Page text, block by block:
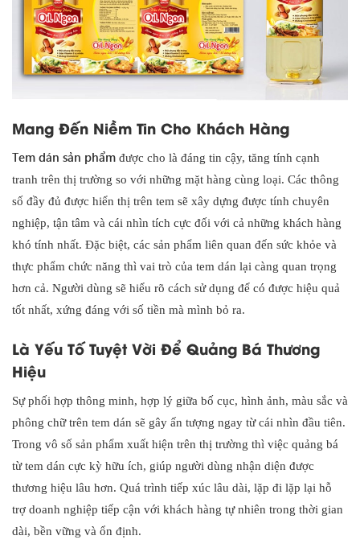
Mang Đến Niềm Tin Cho Khách Hàng
Tem dán sản phẩm được cho là đáng tin cậy, tăng tính cạnh
tranh trên thị trường so với những mặt hàng cùng loại. Các thông
số đầy đủ được hiển thị trên tem sẽ xây dựng được tính chuyên
nghiệp, tận tâm và cái nhìn tích cực đối với cả những khách hàng
khó tính nhất. Đặc biệt, các sản phẩm liên quan đến sức khỏe và
thực phẩm chức năng thì vai trò của tem dán lại càng quan trọng
hơn cả. Người dùng sẽ hiểu rõ cách sử dụng để có được hiệu quả
tốt nhất, xứng đáng với số tiền mà mình bỏ ra.
Là Yếu Tố Tuyệt Vời Để Quảng Bá Thương
Hiệu
Sự phối hợp thông minh, hợp lý giữa bố cục, hình ảnh, màu sắc và
phông chữ trên tem dán sẽ gây ấn tượng ngay từ cái nhìn đầu tiên.
Trong vô số sản phẩm xuất hiện trên thị trường thì việc quảng bá
từ tem dán cực kỳ hữu ích, giúp người dùng nhận diện được
thương hiệu lâu hơn. Quá trình tiếp xúc lâu dài, lặp đi lặp lại hỗ
trợ doanh nghiệp tiếp cận với khách hàng tự nhiên trong thời gian
dài, bền vững và ổn định.